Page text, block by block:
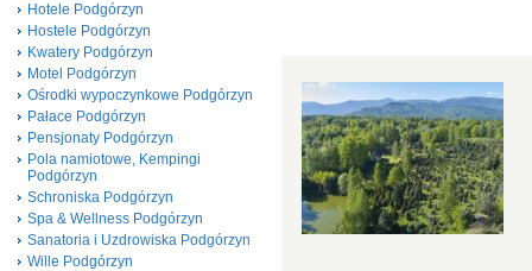
Hotele Podgórzyn
Hostele Podgórzyn
Kwatery Podgórzyn
Motel Podgórzyn
Ośrodki wypoczynkowe Podgórzyn
Pałace Podgórzyn
Pensjonaty Podgórzyn
Pola namiotowe, Kempingi
Podgórzyn
Schroniska Podgórzyn
Spa & Wellness Podgórzyn
Sanatoria i Uzdrowiska Podgórzyn
Wille Podgórzyn